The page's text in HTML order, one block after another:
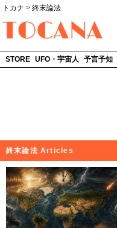
トカナ > 終末論法
STORE UFO・宇宙人 予言予知
終末論法 Articles